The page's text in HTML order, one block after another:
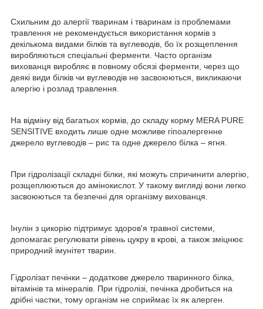
Схильним до алергії тваринам і тваринам із проблемами
травлення не рекомендується використання кормів з
декількома видами білків та вуглеводів, бо їх розщеплення
виробляються спеціальні ферменти. Часто організм
вихованця виробляє в повному обсязі ферменти, через що
деякі види білків чи вуглеводів не засвоюються, викликаючи
алергію і розлад травлення.
На відміну від багатьох кормів, до складу корму MERA PURE
SENSITIVE входить лише одне можливе гіпоалергенне
джерело вуглеводів – рис та одне джерело білка – ягня.
При гідролізації складні білки, які можуть спричинити алергію,
розщеплюються до амінокислот. У такому вигляді вони легко
засвоюються та безпечні для організму вихованця.
Інулін з цикорію підтримує здоров'я травної системи,
допомагає регулювати рівень цукру в крові, а також зміцнює
природний імунітет тварин.
Гідролізат печінки – додаткове джерело тваринного білка,
вітамінів та мінералів. При гідролізі, печінка дробиться на
дрібні частки, тому організм не сприймає їх як алерген.